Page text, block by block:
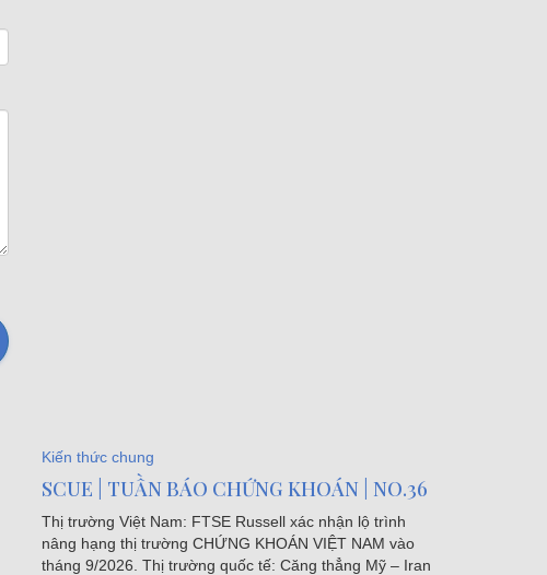
Kiến thức chung
SCUE | TUẦN BÁO CHỨNG KHOÁN | NO.36
Thị trường Việt Nam: FTSE Russell xác nhận lộ trình
nâng hạng thị trường CHỨNG KHOÁN VIỆT NAM vào
tháng 9/2026. Thị trường quốc tế: Căng thẳng Mỹ – Iran